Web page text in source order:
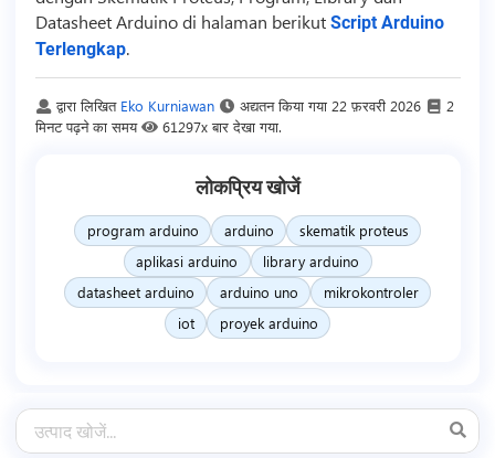
Datasheet Arduino di halaman berikut Script Arduino
Terlengkap.
द्वारा लिखित Eko Kurniawan अद्यतन किया गया 22 फ़रवरी 2026
2
मिनट पढ़ने का समय
61297x बार देखा गया.
लोकप्रिय खोजें
program arduino arduino
skematik proteus
aplikasi arduino
library arduino
datasheet arduino
arduino uno
mikrokontroler
iot
proyek arduino